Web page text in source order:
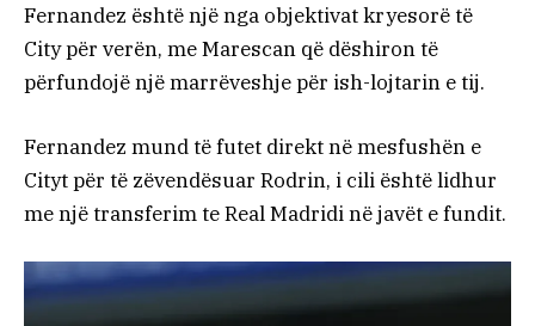
Fernandez është një nga objektivat kryesorë të
City për verën, me Marescan që dëshiron të
përfundojë një marrëveshje për ish-lojtarin e tij.
Fernandez mund të futet direkt në mesfushën e
Cityt për të zëvendësuar Rodrin, i cili është lidhur
me një transferim te Real Madridi në javët e fundit.